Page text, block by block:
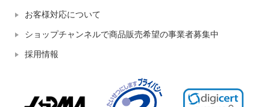
お客様対応について
ショップチャンネルで商品販売希望の事業者募集中
採用情報